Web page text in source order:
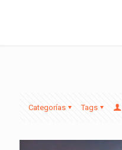
Categorías Tags